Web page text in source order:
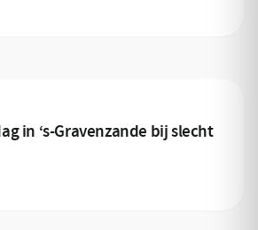
in ‘s-Gravenzande bij slecht